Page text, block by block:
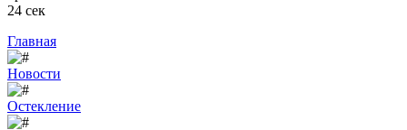
24 сек
Главная
Новости
Остекление